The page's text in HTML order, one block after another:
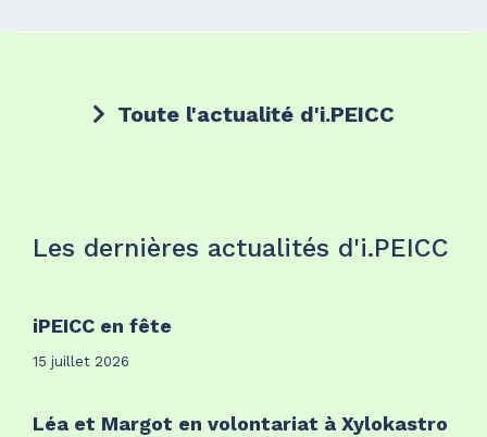
Toute l'actualité d'i.PEICC
Les dernières actualités d'i.PEICC
iPEICC en fête
15 juillet 2026
Léa et Margot en volontariat à Xylokastro